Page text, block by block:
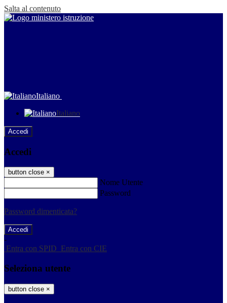
Salta al contenuto
Italiano
Italiano
Accedi
Accedi
button close ×
Nome Utente
Password
Password dimenticata?
-
Entra con SPID Entra con CIE
Seleziona utente
button close ×